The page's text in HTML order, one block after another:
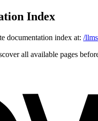
Index
documentation index at: /
all available pages